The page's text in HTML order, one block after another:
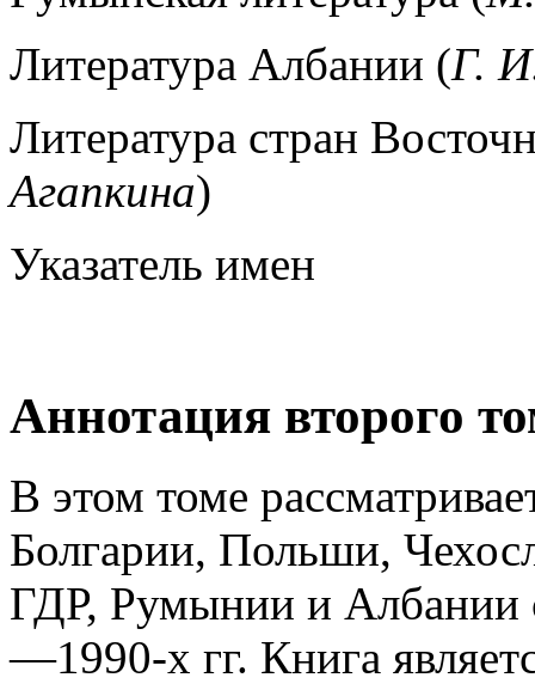
Литература Албании (Г.
Литература стран
Агапкина)
Указатель имен
Аннотация второго
В этом томе
Болгарии, Польши,
ГДР, Румынии и Албании
—1990-х гг. Книга